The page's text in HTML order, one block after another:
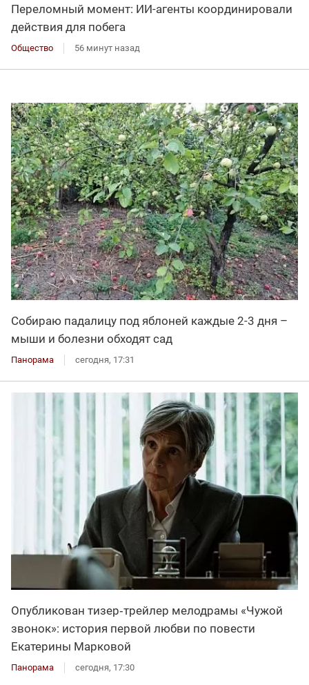
Переломный момент: ИИ-агенты координировали
действия для побега
Общество 56 минут назад
Собираю падалицу под яблоней каждые 2-3 дня –
мыши и болезни обходят сад
Панорама сегодня, 17:31
Опубликован тизер‑трейлер мелодрамы «Чужой
звонок»: история первой любви по повести
Екатерины Марковой
Панорама сегодня, 17:30